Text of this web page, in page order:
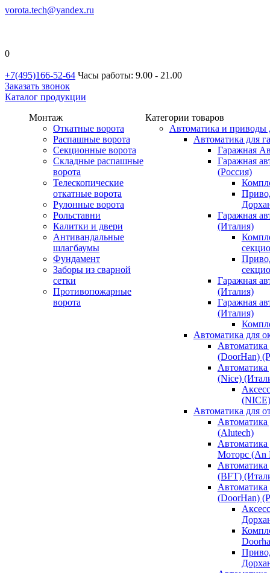
vorota.tech@yandex.ru
0
+7(495)166-52-64 Часы работы: 9.00 - 21.00
Заказать звонок
Каталог продукции
Монтаж
Откатные ворота
Распашные ворота
Секционные ворота
Складные распашные
ворота
Телескопические
откатные ворота
Рулонные ворота
Рольставни
Калитки и двери
Антивандальные
шлагбаумы
Фундамент
Заборы из сварной
сетки
Противопожарные
ворота
Категории товаров
Автоматика и приводы
Автоматика для
Гаражная
Гаражная
(Россия)
Гаражная
(Италия)
Гаражная
(Италия)
Гаражная
(Италия)
Автоматика для
Автоматика
(DoorHan)
Автоматика
(Nice)
(NICE)
Автоматика для
(Alutech)
Моторс (An
(BFT)
Автоматика
(DoorHan)